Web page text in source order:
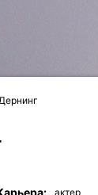
актер